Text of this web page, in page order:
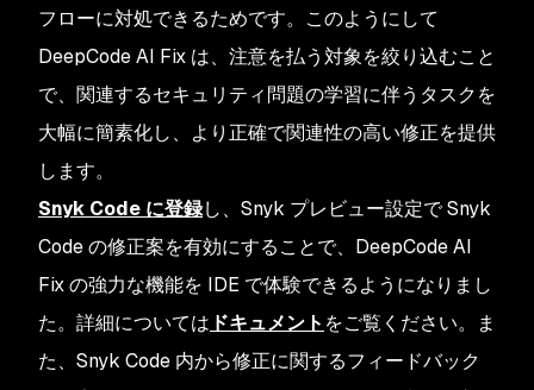
フローに対処できるためです。このようにして
DeepCode AI Fix は、注意を払う対象を絞り込むこと
で、関連するセキュリティ問題の学習に伴うタスクを
大幅に簡素化し、より正確で関連性の高い修正を提供
します。
Snyk Code に登録し、Snyk プレビュー設定で Snyk
Code の修正案を有効にすることで、DeepCode AI
Fix の強力な機能を IDE で体験できるようになりまし
た。詳細については ドキュメント をご覧ください。ま
た、Snyk Code 内から修正に関するフィードバック